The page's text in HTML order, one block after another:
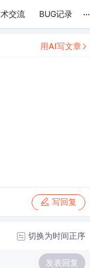
交流 BUG记录 ...
写回复
用AI写文章
切换为时间正序
发表回复